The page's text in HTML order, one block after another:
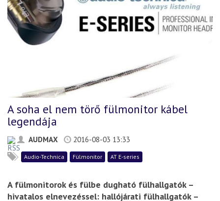
A soha el nem törő fülmonitor kábel
legendája
AUDMAX 2016-08-03 13:33
Audio-Technica Fülmonitor AT E-series
A fülmonitorok és fülbe dugható fülhallgatók –
hivatalos elnevezéssel: hallójárati fülhallgatók –